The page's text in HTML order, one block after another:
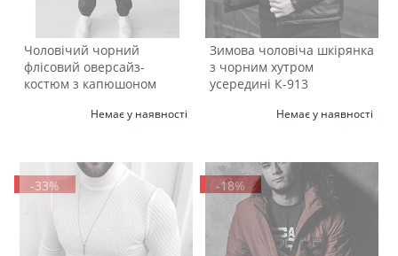
Чоловічий чорний
флісовий оверсайз-
костюм з капюшоном
Немає у наявності
Зимова чоловіча шкірянка
з чорним хутром
усередині К-913
Немає у наявності
-33% -18%